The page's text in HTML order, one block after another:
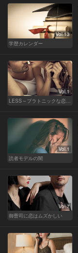
Vol.13
学歴カレンダー
Vol.1
LESS～プラトニックな恋人～
Vol.1
読者モデルの闇
Vol.7
御曹司に恋はムズかしい